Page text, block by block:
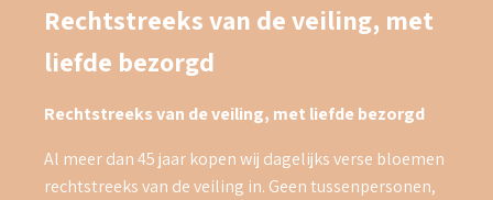
Rechtstreeks van de veiling, met
liefde bezorgd
Rechtstreeks van de veiling, met liefde bezorgd
Al meer dan 45 jaar kopen wij dagelijks verse bloemen
rechtstreeks van de veiling in. Geen tussenpersonen,